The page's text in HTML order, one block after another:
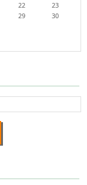
22
23
29
30